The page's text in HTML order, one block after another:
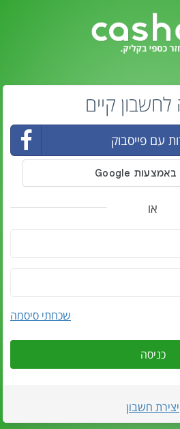
לחשבון קיים
עם פייסבוק
או
שכחתי סיסמה
כניסה
יצירת חשבון